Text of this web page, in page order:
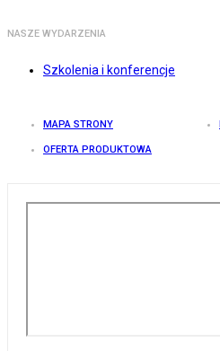
NASZE WYDARZENIA
Szkolenia i konferencje
MAPA STRONY
OFERTA PRODUKTOWA